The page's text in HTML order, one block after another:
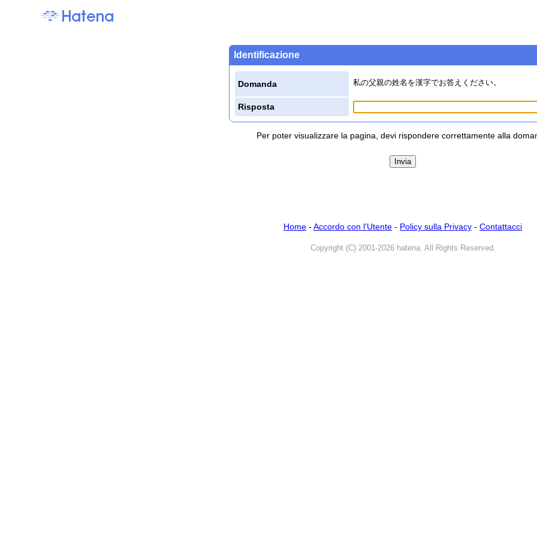
Identificazione
Domanda 私の父親の姓名を漢字でお答えください。
Risposta
Per poter visualizzare la pagina, devi rispondere correttamente alla
Home - Accordo con l'Utente - Policy sulla Privacy - Contattacci
Copyright (C) 2001-2026 hatena. All Rights Reserved.